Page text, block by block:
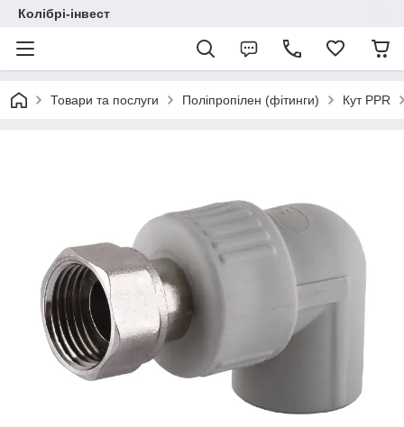
Колібрі-інвест
Товари та послуги Поліпропілен (фітинги) Кут PPR